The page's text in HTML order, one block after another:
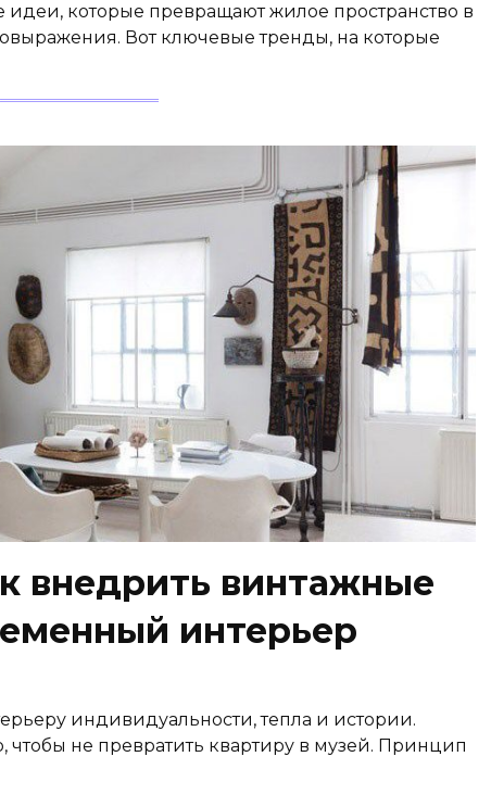
идеи, которые превращают жилое пространство в
Вот ключевые тренды, на которые
внедрить винтажные
интерьер
индивидуальности, тепла и истории.
чтобы не превратить квартиру в музей. Принцип